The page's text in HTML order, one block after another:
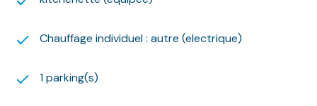
Ce logement est situé dans une zone soumise à
Le loyer de référence est de 16.6 euros/m².
19.9 euros/m²
Chauffage individuel : autre (electrique)
1 parking(s)